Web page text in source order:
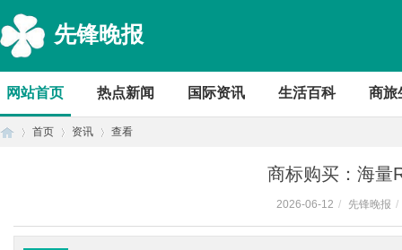
先锋晚报
网站首页 热点新闻 国际资讯 生活百科 商旅
首页 资讯 查看
商标购买：海量
2026-06-12 / 先锋晚报 /